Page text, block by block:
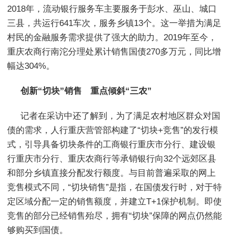
2018年，流动银行服务车主要服务于彭水、巫山、城口
三县，共运行641车次，服务乡镇13个。这一举措为满足
村民的金融服务需求提供了强大的助力。2019年至今，
重庆农商行南沱分理处累计销售国债270多万元，同比增
幅达304%。
创新“切块”销售 重点倾斜“三农”
记者在采访中还了解到，为了满足农村地区群众对国
债的需求，人行重庆营管部构建了“切块+竞售”的发行模
式，引导具备切块条件的工商银行重庆市分行、建设银
行重庆市分行、重庆农商行等承销银行向32个远郊区县
和部分乡镇直接分配发行额度。与目前普遍采取的网上
竞售模式不同，“切块销售”是指，在国债发行时，对于特
定区域分配一定的销售额度，并建立T+1保护机制。即使
竞售的部分已经销售殆尽，拥有“切块”保障的网点仍然能
够购买到国债。